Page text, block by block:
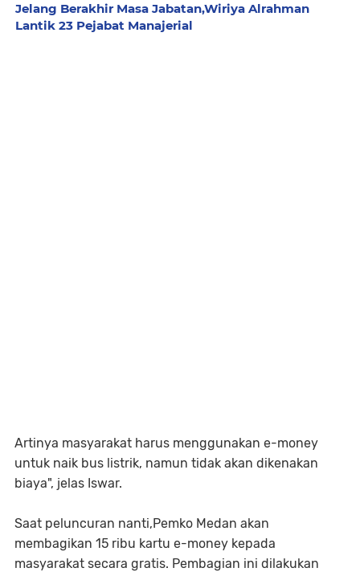
Jelang Berakhir Masa Jabatan,Wiriya Alrahman
Lantik 23 Pejabat Manajerial
Artinya masyarakat harus menggunakan e-money
untuk naik bus listrik, namun tidak akan dikenakan
biaya", jelas Iswar.
Saat peluncuran nanti,Pemko Medan akan
membagikan 15 ribu kartu e-money kepada
masyarakat secara gratis. Pembagian ini dilakukan